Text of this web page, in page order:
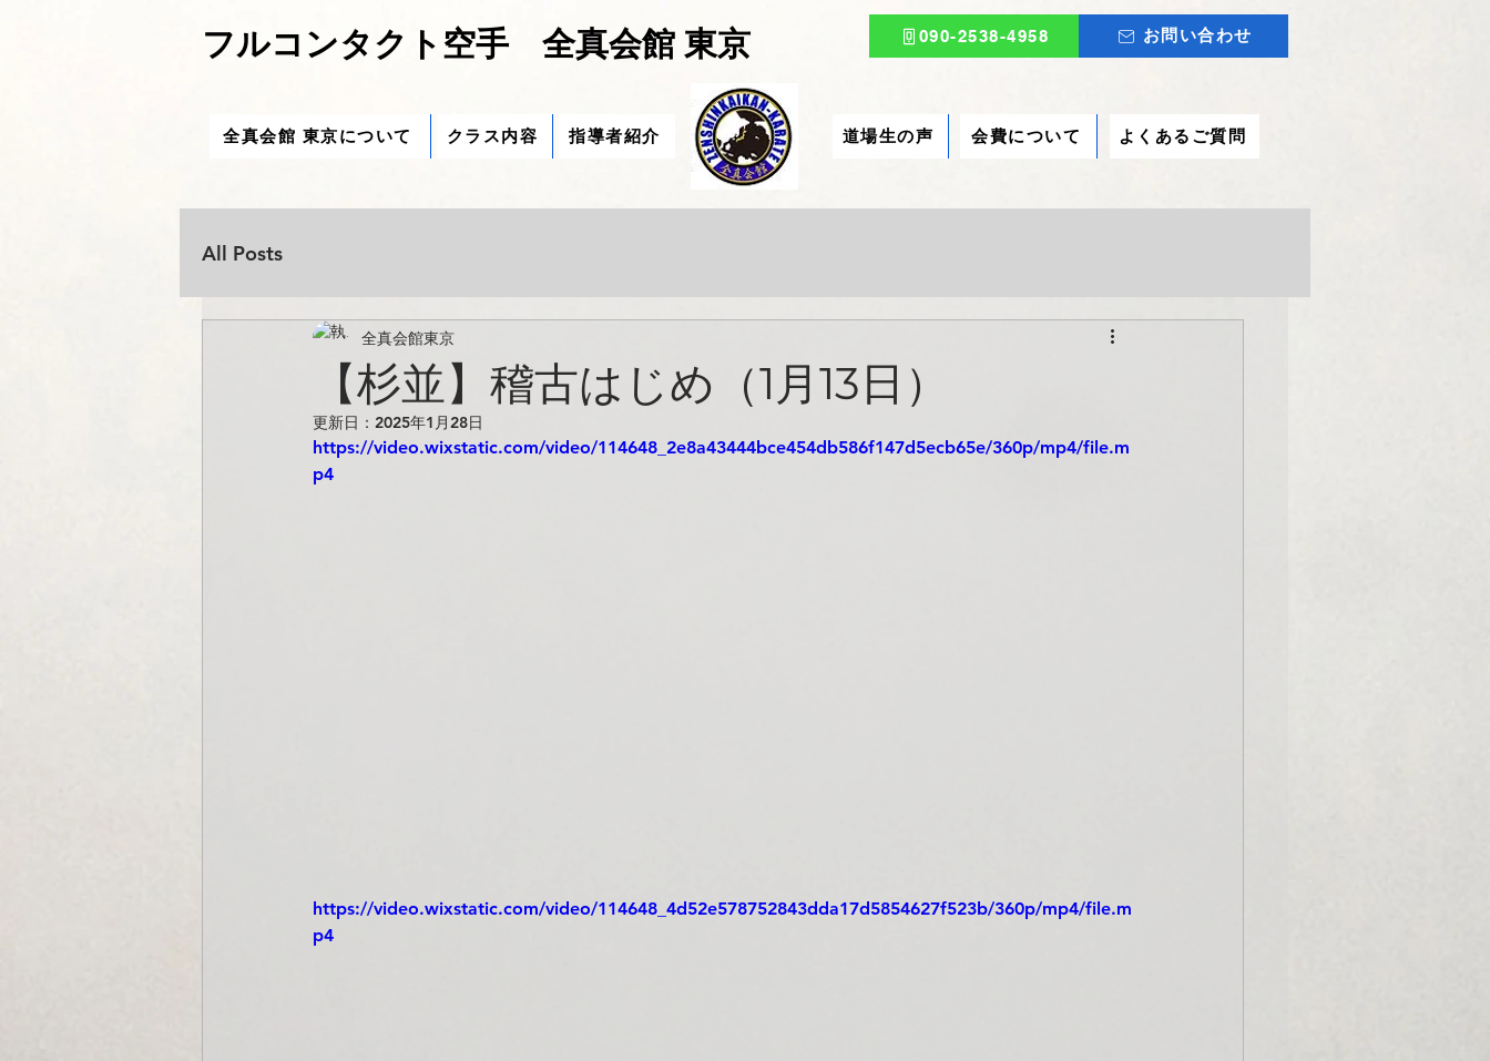
フルコンタクト空手 全真会館 東京 090-2538-4958 お問い合わせ
全真会館 東京について クラス内容 指導者紹介 道場生の声 会費について よくあるご質問
All Posts
【杉並】稽古はじめ（1月13日）
全真会館東京
更新日： 2025年1月28日
https://video.wixstatic.com/video/114648_2e8a43444bce454db586f147d5ecb65e/360p/mp4/file.m
p4
https://video.wixstatic.com/video/114648_4d52e578752843dda17d5854627f523b/360p/mp4/file.m
p4